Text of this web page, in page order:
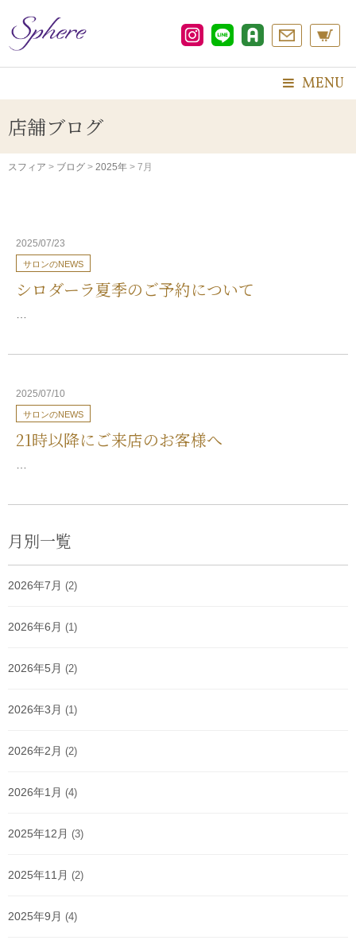
テ
キ
プ
MENU
店舗ブログ
スフィア > ブログ > 2025年 > 7月
2025/07/23
サロンのNEWS
シロダーラ夏季のご予約について
2025/07/10
サロンのNEWS
21時以降にご来店のお客様へ
月別一覧
2026年7月 (2)
2026年6月 (1)
2026年5月 (2)
2026年3月 (1)
2026年2月 (2)
2026年1月 (4)
2025年12月 (3)
2025年11月 (2)
2025年9月 (4)